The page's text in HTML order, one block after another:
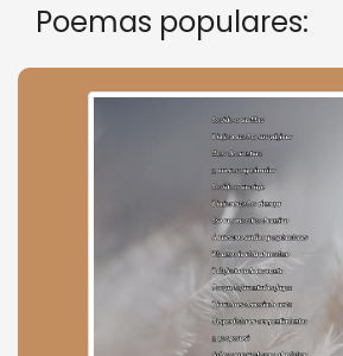
Poemas populares: